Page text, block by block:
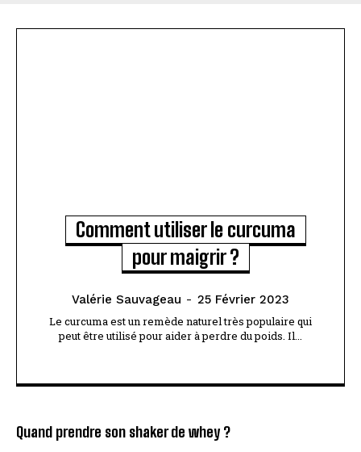
Comment utiliser le curcuma
pour maigrir ?
Valérie Sauvageau - 25 Février 2023
Le curcuma est un remède naturel très populaire qui
peut être utilisé pour aider à perdre du poids. Il...
Quand prendre son shaker de whey ?